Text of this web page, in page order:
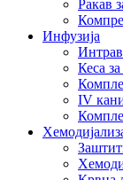
Ракав
Инфузија
Кеса
IV